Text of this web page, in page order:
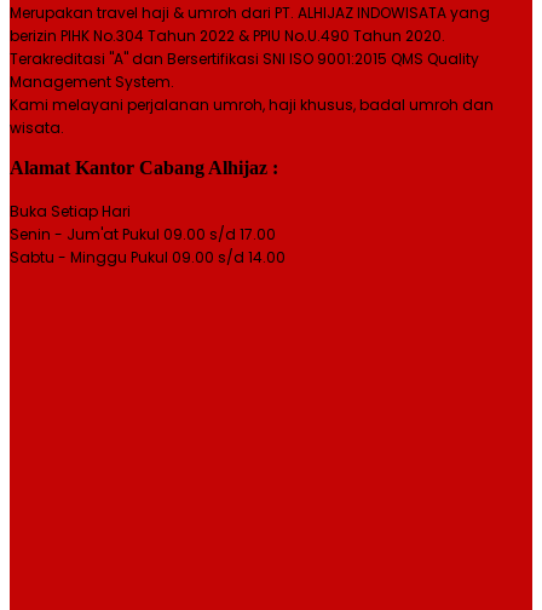
Merupakan travel haji & umroh dari PT. ALHIJAZ INDOWISATA yang
berizin PIHK No.304 Tahun 2022 & PPIU No.U.490 Tahun 2020.
Terakreditasi "A" dan Bersertifikasi SNI ISO 9001:2015 QMS Quality
Management System.
Kami melayani perjalanan umroh, haji khusus, badal umroh dan
wisata.
Alamat Kantor Cabang Alhijaz :
Buka Setiap Hari
Senin - Jum'at Pukul 09.00 s/d 17.00
Sabtu - Minggu Pukul 09.00 s/d 14.00